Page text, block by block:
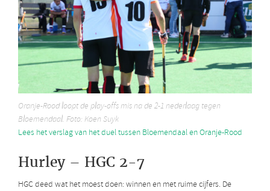
Oranje-Rood loopt de play-offs mis na de 2-1 nederlaag tegen
Bloemendaal. Foto: Koen Suyk
Lees het verslag van het duel tussen Bloemendaal en Oranje-Rood
Hurley – HGC 2-7
HGC deed wat het moest doen: winnen en met ruime cijfers. De